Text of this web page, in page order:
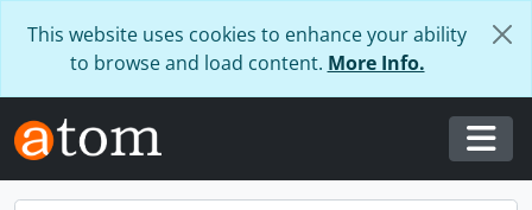
This website uses cookies to enhance your ability
to browse and load content. More Info.